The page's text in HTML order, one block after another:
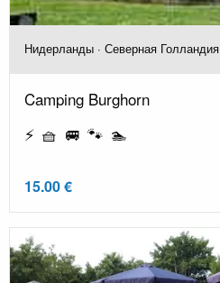
Нидерланды · Северная Голландия
Camping Burghorn
⚡ 🧺 🚐 🐾 🏊
15.00 €